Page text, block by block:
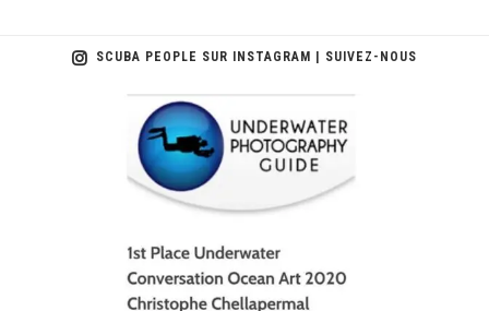
SCUBA PEOPLE SUR INSTAGRAM | SUIVEZ-NOUS
scuba_people_magazine